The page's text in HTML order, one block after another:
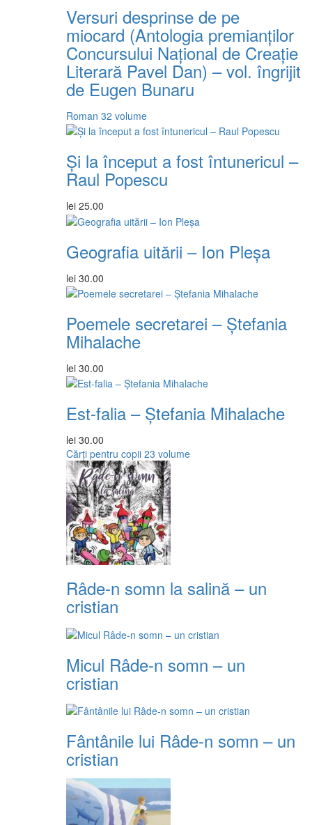
Versuri desprinse de pe
miocard (Antologia premianţilor
Concursului Naţional de Creaţie
Literară Pavel Dan) – vol. îngrijit
de Eugen Bunaru
Roman 32 volume
Și la început a fost întunericul –
Raul Popescu
lei 25.00
Geografia uitării – Ion Pleșa
lei 30.00
Poemele secretarei – Ștefania
Mihalache
lei 30.00
Est-falia – Ștefania Mihalache
lei 30.00
Cărți pentru copii 23 volume
Râde-n somn la salină – un
cristian
Micul Râde-n somn – un
cristian
Fântânile lui Râde-n somn – un
cristian